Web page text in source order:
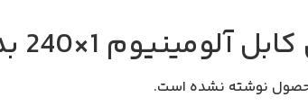
کابل آلومینیوم 1×240 بدون زره 20 کیلو ولت سیمکو NA2XSY
نوشته نشده است.